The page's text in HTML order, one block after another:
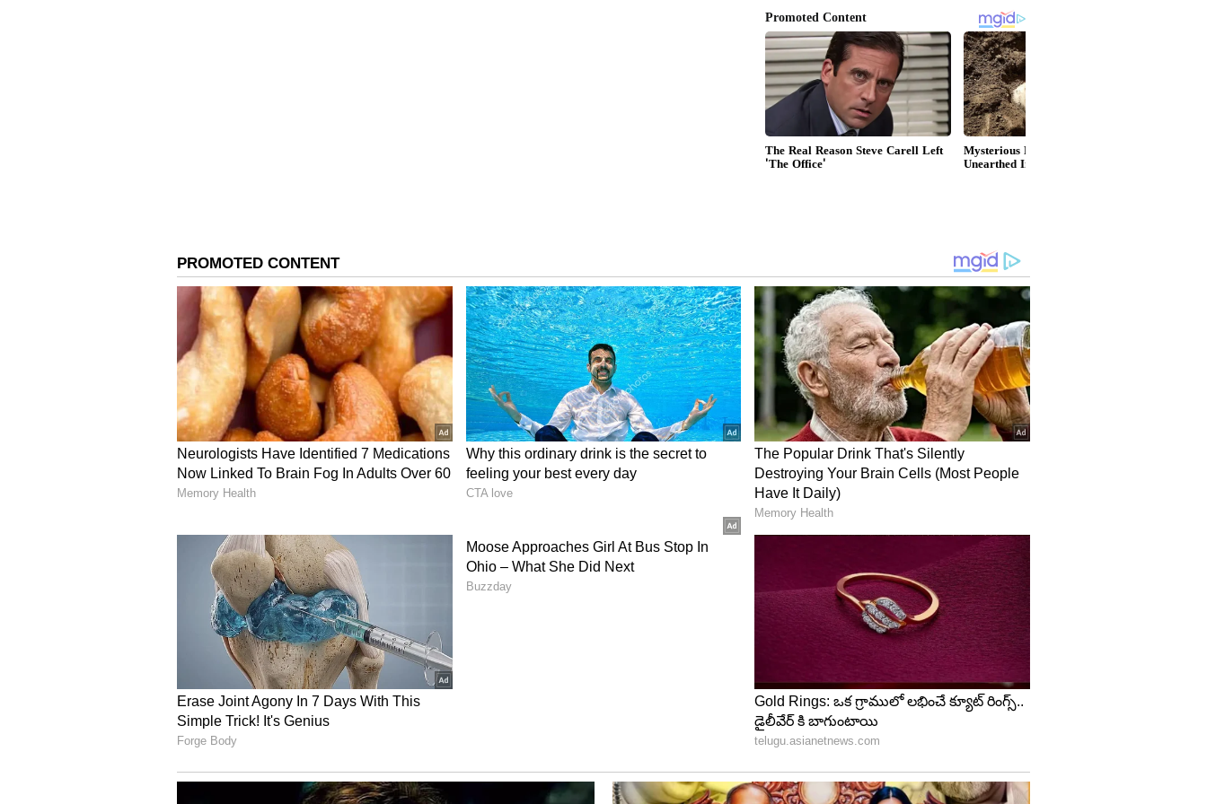
4
Youtube Print Shot/aha Unstoppable Show
దమ్ బిర్యానీ ఉచితంగా..
ఇదే కాకుండాబాలయ్య అభిమానులకు మరో ప్రత్యేక ఆఫర్‌ను కూడా బార్ యాజమాన్యం ప్రకటించింది.
అందిస్తామని వెల్లడించారు. ఈ ఆఫర్ కూడా చుట్టు ప్రక్కల జనాలను, బాలకృష్ణ అభిమానులను బాగా